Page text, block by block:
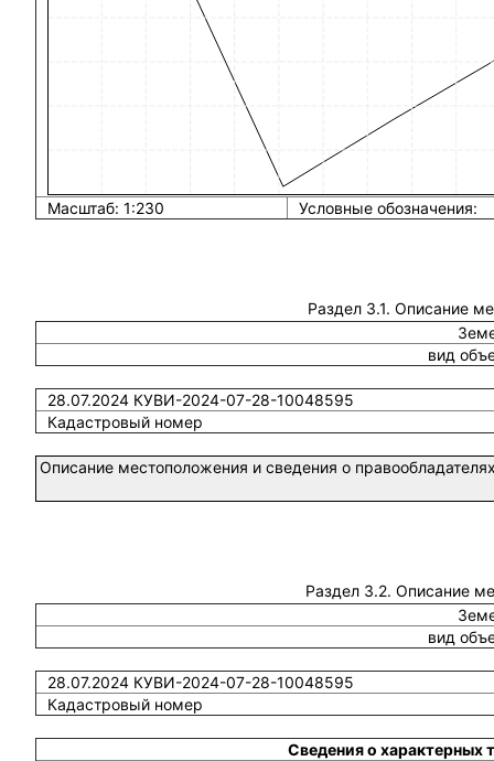
Масштаб: 1:230 Условные обозначения:
Раздел 3.1. Описание
вид
28.07.2024 КУВИ-2024-07-28-10048595
Кадастровый номер
Описание местоположения и сведения о
Раздел 3.2. Описание
вид
28.07.2024 КУВИ-2024-07-28-10048595
Кадастровый номер
Сведения о характерных